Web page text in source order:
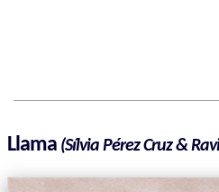
Llama (Sílvia Pérez Cruz &